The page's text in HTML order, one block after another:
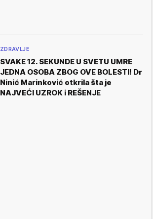
ZDRAVLJE
SVAKE 12. SEKUNDE U SVETU UMRE
JEDNA OSOBA ZBOG OVE BOLESTI! Dr
Ninić Marinković otkrila šta je
NAJVEĆI UZROK i REŠENJE